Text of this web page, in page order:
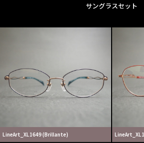
サングラスセット
LineArt_XL1649 (Brillante)